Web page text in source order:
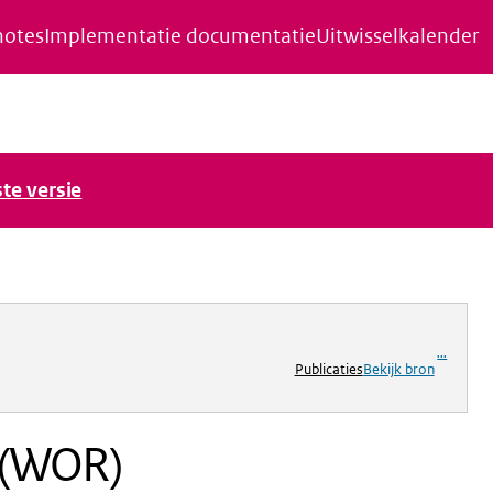
Implementatie documentatieUitwisselkalender
versie
PublicatiesBekijk bron
...